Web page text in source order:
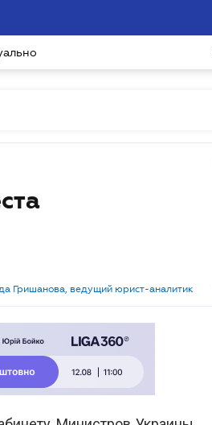
Гришанова, ведущий юрист-аналитик